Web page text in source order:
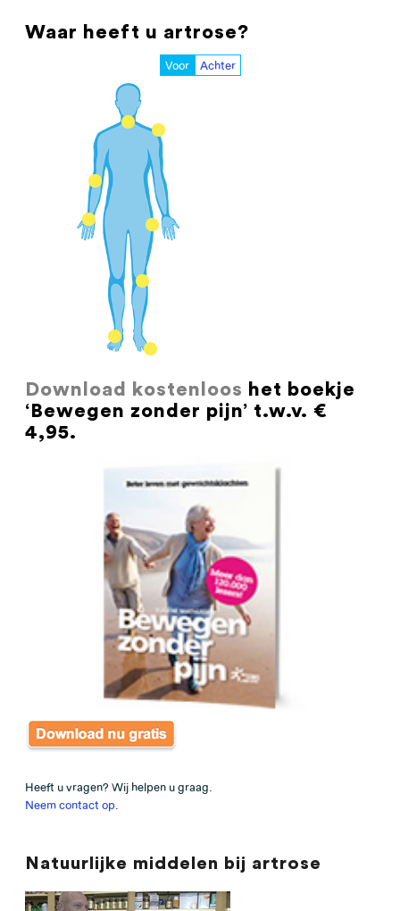
Waar heeft u artrose?
Voor Achter
Download kostenloos het boekje
‘Bewegen zonder pijn’ t.w.v. €
4,95.
Heeft u vragen? Wij helpen u graag.
Neem contact op
Natuurlijke middelen bij artrose